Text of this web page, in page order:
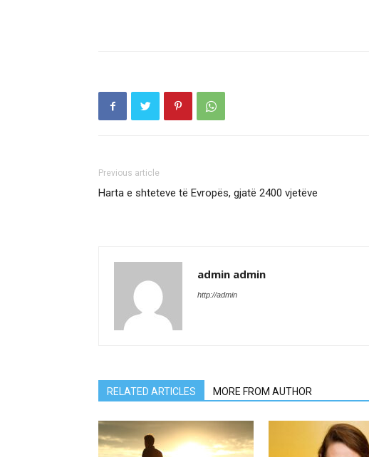
Previous article
Harta e shteteve të Evropës, gjatë 2400 vjetëve
admin admin
http://admin
RELATED ARTICLES MORE FROM AUTHOR